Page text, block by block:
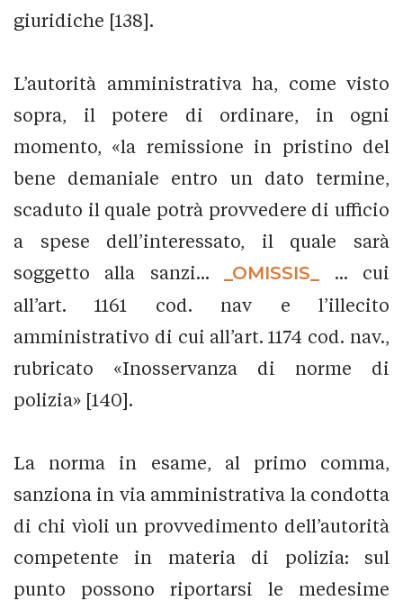
giuridiche [138].
L’autorità amministrativa ha, come visto
sopra, il potere di ordinare, in ogni
momento, «la remissione in pristino del
bene demaniale entro un dato termine,
scaduto il quale potrà provvedere di ufficio
a spese dell’interessato, il quale sarà
soggetto alla sanzi...
_OMISSIS_
... cui
all’art. 1161 cod. nav e l’illecito
amministrativo di cui all’art. 1174 cod. nav.,
rubricato «Inosservanza di norme di
polizia» [140].
La norma in esame, al primo comma,
sanziona in via amministrativa la condotta
di chi vìoli un provvedimento dell’autorità
competente in materia di polizia: sul
punto possono riportarsi le medesime